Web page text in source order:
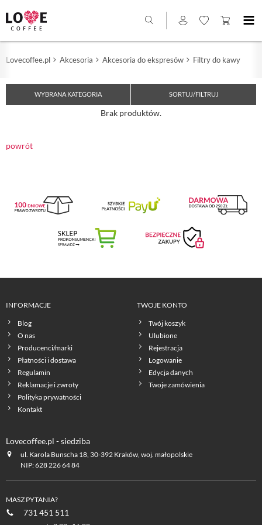
Lovecoffee.pl Akcesoria Akcesoria do ekspresów Filtry do kawy
WYBRANA KATEGORIA SORTUJ/FILTRUJ
Brak produktów.
powrót
INFORMACJE
Blog
O nas
Producenci/marki
Płatności i dostawa
Regulamin
Reklamacje i zwroty
Polityka prywatności
Kontakt
TWOJE KONTO
Twój koszyk
Ulubione
Rejestracja
Logowanie
Edycja danych
Twoje zamówienia
Lovecoffee.pl - siedziba
ul. Karola Bunscha 18, 30-392 Kraków, woj. małopolskie
NIP: 628 226 64 84
MASZ PYTANIA?
731 451 511